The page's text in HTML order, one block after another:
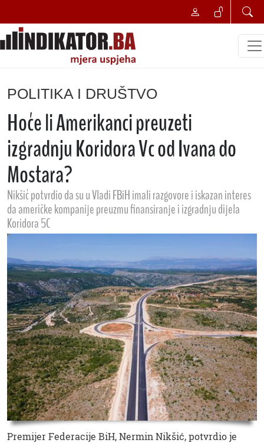
POLITIKA I DRUŠTVO
Hoće li Amerikanci preuzeti
izgradnju Koridora Vc od Ivana do
Mostara?
Nikšić potvrdio da su u Vladi FBiH imali razgovore i iskazan interes
da američke kompanije preuzmu finansiranje i izgradnju dijela
Koridora 5C
Premijer Federacije BiH, Nermin Nikšić, potvrdio je